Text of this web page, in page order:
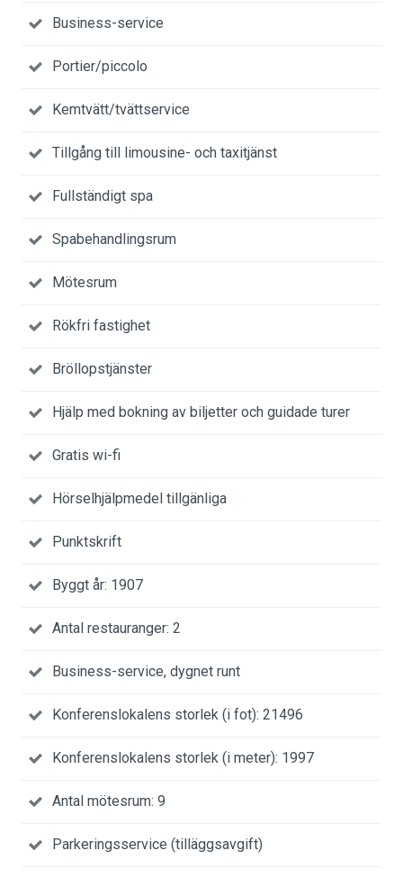
Business-service
Portier/piccolo
Kemtvätt/tvättservice
Tillgång till limousine- och taxitjänst
Fullständigt spa
Spabehandlingsrum
Mötesrum
Rökfri fastighet
Bröllopstjänster
Hjälp med bokning av biljetter och guidade turer
Gratis wi-fi
Hörselhjälpmedel tillgänliga
Punktskrift
Byggt år: 1907
Antal restauranger: 2
Business-service, dygnet runt
Konferenslokalens storlek (i fot): 21496
Konferenslokalens storlek (i meter): 1997
Antal mötesrum: 9
Parkeringsservice (tilläggsavgift)